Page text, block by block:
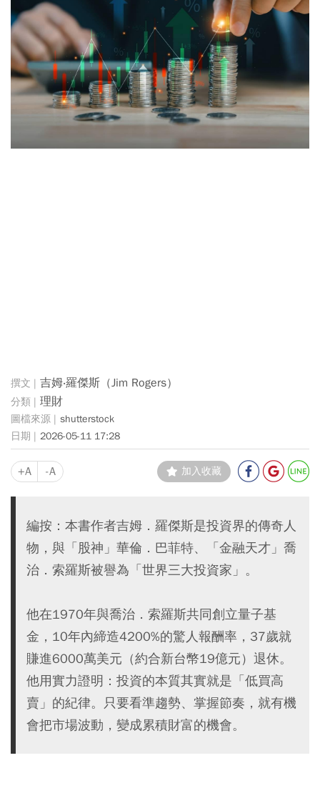
吉姆‧羅傑斯（Jim Rogers）
理財
shutterstock
2026-05-11 17:28
+A -A 加入收藏
編按：本書作者吉姆．羅傑斯是投資界的傳奇人
物，與「股神」華倫．巴菲特、「金融天才」喬
治．索羅斯被譽為「世界三大投資家」。
他在1970年與喬治．索羅斯共同創立量子基
金，10年內締造4200%的驚人報酬率，37歲就
賺進6000萬美元（約合新台幣19億元）退休。
他用實力證明：投資的本質其實就是「低買高
賣」的紀律。只要看準趨勢、掌握節奏，就有機
會把市場波動，變成累積財富的機會。